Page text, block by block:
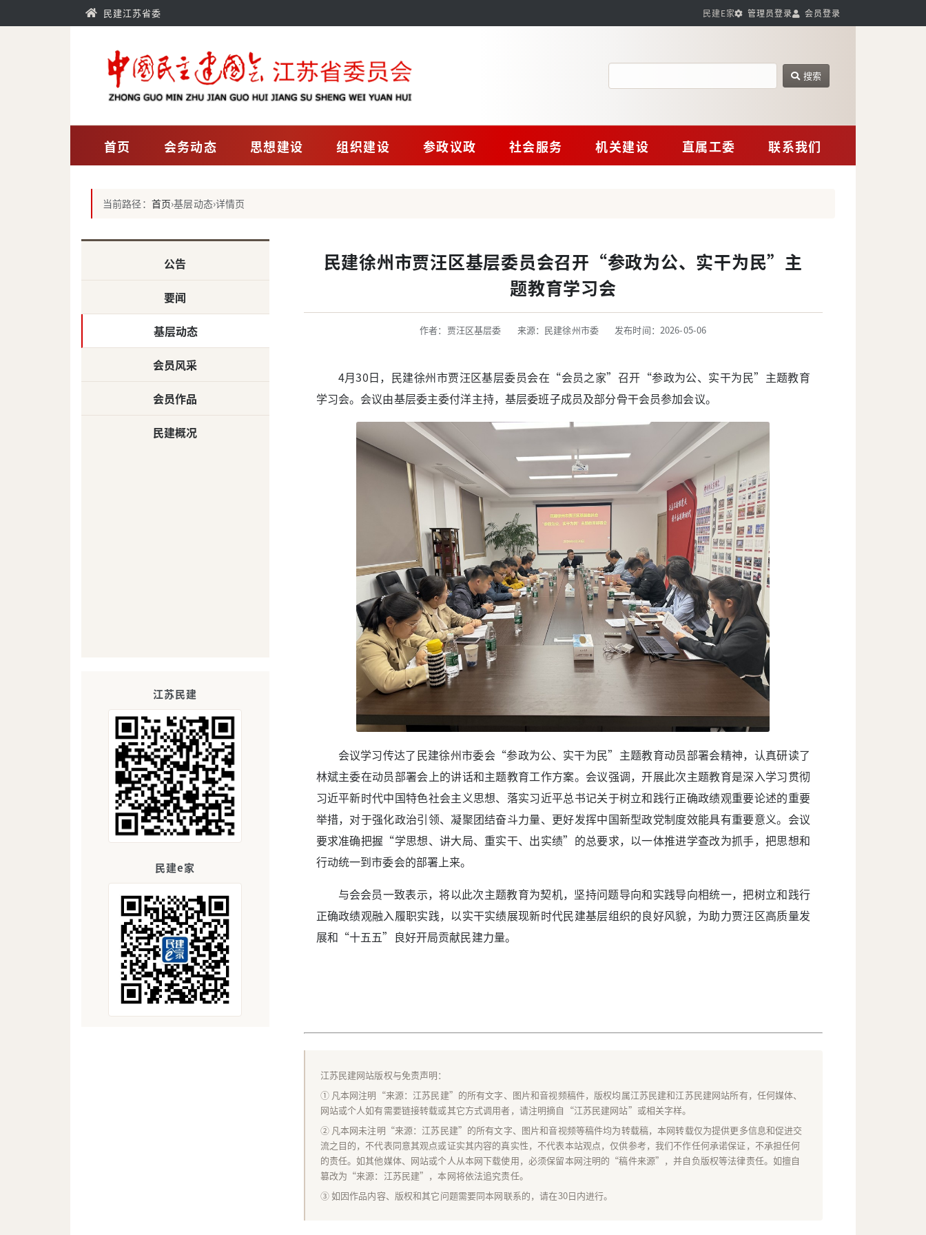
民建江苏省委 民建E家 管理员登录 会员登录
网站搜索
搜索
首页 会务动态 思想建设 组织建设 参政议政 社会服务 机关建设 直属工委 联系我们
当前路径： 首页›基层动态›详情页
公告
要闻
基层动态
会员风采
会员作品
民建概况
江苏民建
民建e家
民建徐州市贾汪区基层委员会召开“参政为公、实干为民”主
题教育学习会
作者：贾汪区基层委 来源：民建徐州市委 发布时间：2026-05-06
4月30日，民建徐州市贾汪区基层委员会在“会员之家”召开“参政为公、实干为民”主题教育
学习会。会议由基层委主委付洋主持，基层委班子成员及部分骨干会员参加会议。
会议学习传达了民建徐州市委会“参政为公、实干为民”主题教育动员部署会精神，认真研读了
林斌主委在动员部署会上的讲话和主题教育工作方案。会议强调，开展此次主题教育是深入学习贯彻
习近平新时代中国特色社会主义思想、落实习近平总书记关于树立和践行正确政绩观重要论述的重要
举措，对于强化政治引领、凝聚团结奋斗力量、更好发挥中国新型政党制度效能具有重要意义。会议
要求准确把握“学思想、讲大局、重实干、出实绩”的总要求，以一体推进学查改为抓手，把思想和
行动统一到市委会的部署上来。
与会会员一致表示，将以此次主题教育为契机，坚持问题导向和实践导向相统一，把树立和践行
正确政绩观融入履职实践，以实干实绩展现新时代民建基层组织的良好风貌，为助力贾汪区高质量发
展和“十五五”良好开局贡献民建力量。
江苏民建网站版权与免责声明：
① 凡本网注明“来源：江苏民建”的所有文字、图片和音视频稿件，版权均属江苏民建和江苏民建网站所有，任何媒体、
网站或个人如有需要链接转载或其它方式调用者，请注明摘自“江苏民建网站”或相关字样。
② 凡本网未注明“来源：江苏民建”的所有文字、图片和音视频等稿件均为转载稿，本网转载仅为提供更多信息和促进交
流之目的，不代表同意其观点或证实其内容的真实性，不代表本站观点，仅供参考，我们不作任何承诺保证，不承担任何
的责任。如其他媒体、网站或个人从本网下载使用，必须保留本网注明的“稿件来源”，并自负版权等法律责任。如擅自
篡改为“来源：江苏民建”，本网将依法追究责任。
③ 如因作品内容、版权和其它问题需要同本网联系的，请在30日内进行。